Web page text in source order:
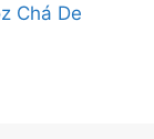
Chá De